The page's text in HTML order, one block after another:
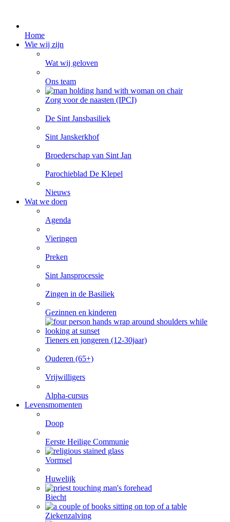
Home
Wie wij zijn
Wat wij geloven
Ons team
Zorg voor de naasten (IPCI)
De Sint Jansbasiliek
Sint Janskerkhof
Broederschap van Sint Jan
Parochieblad De Klepel
Nieuws
Wat we doen
Agenda
Vieringen
Preken
Sint Jansprocessie
Zingen in de Basiliek
Gezinnen en kinderen
Tieners en jongeren (12-30jaar)
Ouderen (65+)
Vrijwilligers
Alpha-cursus
Levensmomenten
Doop
Eerste Heilige Communie
Vormsel
Huwelijk
Biecht
Ziekenzalving